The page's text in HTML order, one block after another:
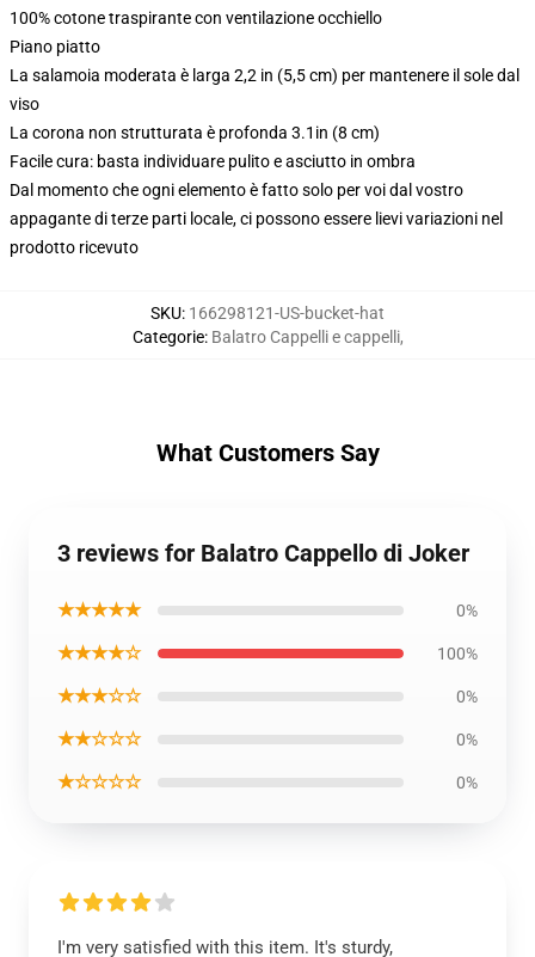
100% cotone traspirante con ventilazione occhiello
Piano piatto
La salamoia moderata è larga 2,2 in (5,5 cm) per mantenere il sole dal
viso
La corona non strutturata è profonda 3.1in (8 cm)
Facile cura: basta individuare pulito e asciutto in ombra
Dal momento che ogni elemento è fatto solo per voi dal vostro
appagante di terze parti locale, ci possono essere lievi variazioni nel
prodotto ricevuto
SKU: 166298121-US-bucket-hat
Categorie: Balatro Cappelli e cappelli,
What Customers Say
3 reviews for Balatro Cappello di Joker
★★★★★ 0%
★★★★☆ 100%
★★★☆☆ 0%
★★☆☆☆ 0%
★☆☆☆☆ 0%
I'm very satisfied with this item. It's sturdy,